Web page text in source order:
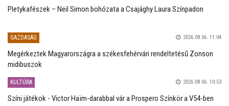
Pletykafészek – Neil Simon bohózata a Csajághy Laura Színpadon
GAZDASÁG 2026.08.06. 11:04
Megérkeztek Magyarországra a székesfehérvári rendeltetésű Zonson
midibuszok
KULTÚRA 2026.08.06. 10:53
Színi játékok - Victor Haïm-darabbal vár a Prospero Színkör a V54-ben